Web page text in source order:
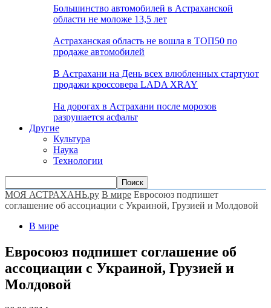
Большинство автомобилей в Астраханской
области не моложе 13,5 лет
Астраханская область не вошла в ТОП50 по
продаже автомобилей
В Астрахани на День всех влюбленных стартуют
продажи кроссовера LADA XRAY
На дорогах в Астрахани после морозов
разрушается асфальт
Другие
Культура
Наука
Технологии
МОЯ АСТРАХАНЬ.ру В мире Евросоюз подпишет
соглашение об ассоциации с Украиной, Грузией и Молдовой
В мире
Евросоюз подпишет соглашение об
ассоциации с Украиной, Грузией и
Молдовой